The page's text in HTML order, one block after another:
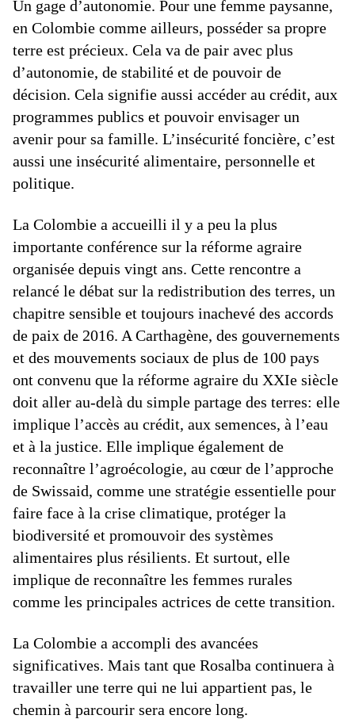
Un gage d’autonomie. Pour une femme paysanne,
en Colombie comme ailleurs, posséder sa propre
terre est précieux. Cela va de pair avec plus
d’autonomie, de stabilité et de pouvoir de
décision. Cela signifie aussi accéder au crédit, aux
programmes publics et pouvoir envisager un
avenir pour sa famille. L’insécurité foncière, c’est
aussi une insécurité alimentaire, personnelle et
politique.
La Colombie a accueilli il y a peu la plus
importante conférence sur la réforme agraire
organisée depuis vingt ans. Cette rencontre a
relancé le débat sur la redistribution des terres, un
chapitre sensible et toujours inachevé des accords
de paix de 2016. A Carthagène, des gouvernements
et des mouvements sociaux de plus de 100 pays
ont convenu que la réforme agraire du XXIe siècle
doit aller au-delà du simple partage des terres: elle
implique l’accès au crédit, aux semences, à l’eau
et à la justice. Elle implique également de
reconnaître l’agroécologie, au cœur de l’approche
de Swissaid, comme une stratégie essentielle pour
faire face à la crise climatique, protéger la
biodiversité et promouvoir des systèmes
alimentaires plus résilients. Et surtout, elle
implique de reconnaître les femmes rurales
comme les principales actrices de cette transition.
La Colombie a accompli des avancées
significatives. Mais tant que Rosalba continuera à
travailler une terre qui ne lui appartient pas, le
chemin à parcourir sera encore long.